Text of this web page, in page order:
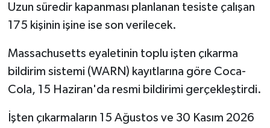
Uzun süredir kapanması planlanan tesiste çalışan
175 kişinin işine ise son verilecek.
Massachusetts eyaletinin toplu işten çıkarma
bildirim sistemi (WARN) kayıtlarına göre Coca-
Cola, 15 Haziran'da resmi bildirimi gerçekleştirdi.
İşten çıkarmaların 15 Ağustos ve 30 Kasım 2026